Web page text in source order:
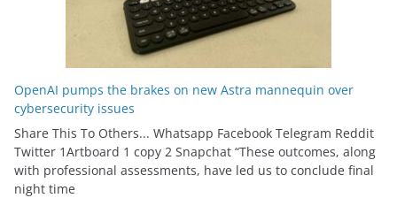
OpenAI pumps the brakes on new Astra mannequin over
cybersecurity issues
Share This To Others... Whatsapp Facebook Telegram Reddit
Twitter 1Artboard 1 copy 2 Snapchat “These outcomes, along
with professional assessments, have led us to conclude final
night time